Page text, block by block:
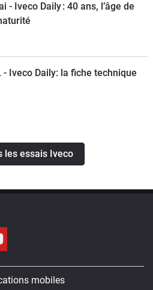
- Iveco Daily : 40 ans, l’âge de
- Iveco Daily: la fiche technique
les essais Iveco
mobiles